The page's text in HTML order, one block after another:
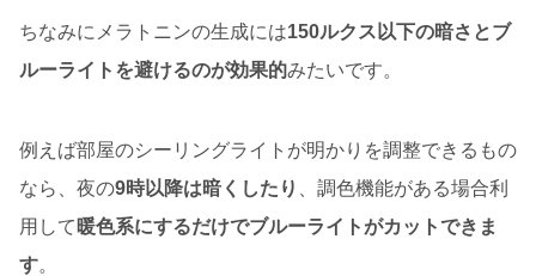
ちなみにメラトニンの生成には150ルクス以下の暗さとブ
ルーライトを避けるのが効果的みたいです。
例えば部屋のシーリングライトが明かりを調整できるもの
なら、夜の9時以降は暗くしたり
、調色機能がある場合利
用して 暖色系にするだけでブルーライトがカットできま
す。